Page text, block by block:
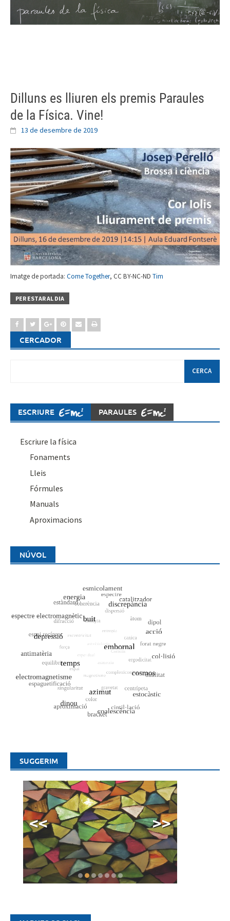
Dilluns es lliuren els premis Paraules
de la Física. Vine!
13 de desembre de 2019
Imatge de portada: Come Together, CC BY-NC-ND Tim
PER ESTAR AL DIA
CERCADOR
ESCRIURE PARAULES
Escriure la física
Fonaments
Lleis
Fórmules
Manuals
Aproximacions
NÚVOL
SUGGERIM
<< >>